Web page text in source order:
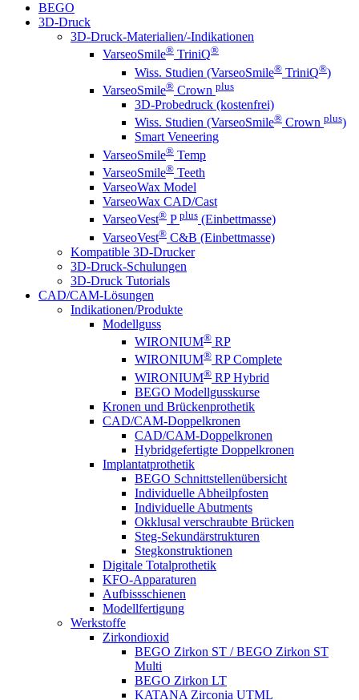
BEGO
3D-Druck
3D-Druck-Materialien/-Indikationen
VarseoSmile® TriniQ®
Wiss. Studien (VarseoSmile® TriniQ®)
VarseoSmile® Crown plus
3D-Probedruck (kostenfrei)
Wiss. Studien (VarseoSmile® Crown plus)
Smart Veneering
VarseoSmile® Temp
VarseoSmile® Teeth
VarseoWax Model
VarseoWax CAD/Cast
VarseoVest® P plus (Einbettmasse)
VarseoVest® C&B (Einbettmasse)
Kompatible 3D-Drucker
3D-Druck-Schulungen
3D-Druck Tutorials
CAD/CAM-Lösungen
Indikationen/Produkte
Modellguss
WIRONIUM® RP
WIRONIUM® RP Complete
WIRONIUM® RP Hybrid
BEGO Modellgusskurse
Kronen und Brückenprothetik
CAD/CAM-Doppelkronen
CAD/CAM-Doppelkronen
Hybridgefertigte Doppelkronen
Implantatprothetik
BEGO Schnittstellenübersicht
Individuelle Abheilpfosten
Individuelle Abutments
Okklusal verschraubte Brücken
Steg-Sekundärstrukturen
Stegkonstruktionen
Digitale Totalprothetik
KFO-Apparaturen
Aufbissschienen
Modellfertigung
Werkstoffe
Zirkondioxid
BEGO Zirkon ST / BEGO Zirkon ST
Multi
BEGO Zirkon LT
KATANA Zirconia UTML